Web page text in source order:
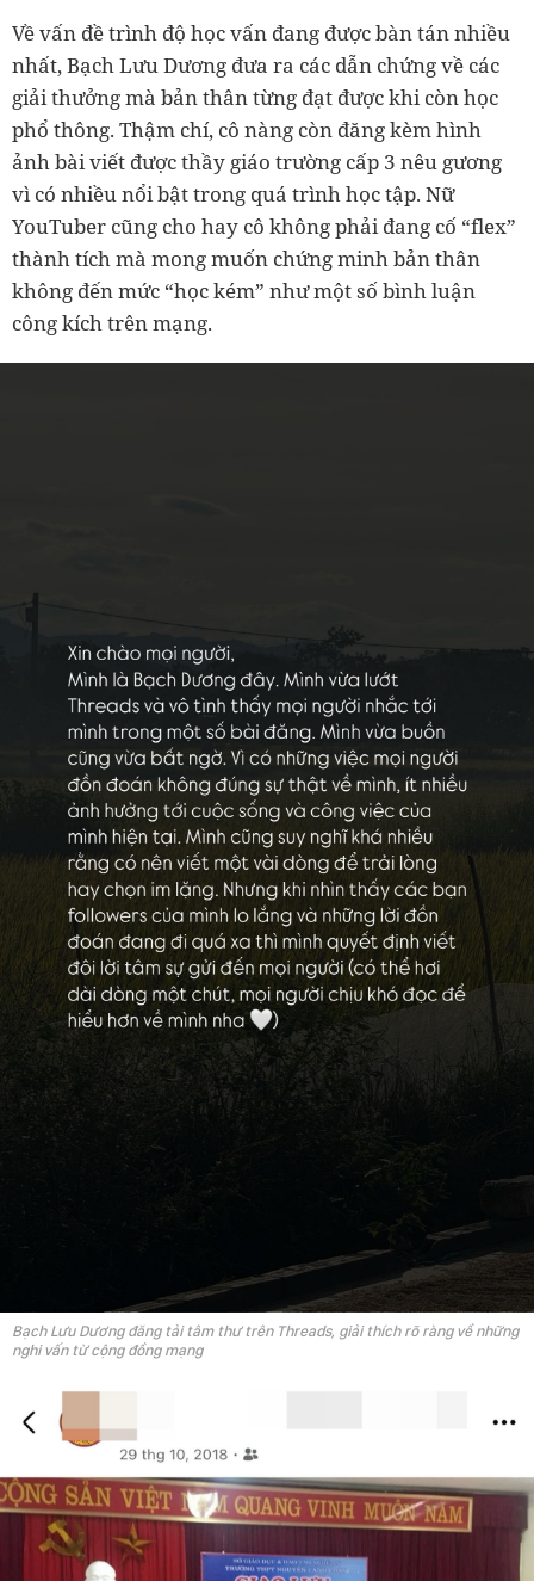
Về vấn đề trình độ học vấn đang được bàn tán nhiều
nhất, Bạch Lưu Dương đưa ra các dẫn chứng về các
giải thưởng mà bản thân từng đạt được khi còn học
phổ thông. Thậm chí, cô nàng còn đăng kèm hình
ảnh bài viết được thầy giáo trường cấp 3 nêu gương
vì có nhiều nổi bật trong quá trình học tập. Nữ
YouTuber cũng cho hay cô không phải đang cố “flex”
thành tích mà mong muốn chứng minh bản thân
không đến mức “học kém” như một số bình luận
công kích trên mạng.
Bạch Lưu Dương đăng tải tâm thư trên Threads, giải thích rõ ràng về những
nghi vấn từ cộng đồng mạng